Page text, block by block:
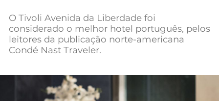
Negócios
Mundial 2026
O Tivoli Avenida da Liberdade foi
considerado o melhor hotel português, pelos
leitores da publicação norte-americana
Condé Nast Traveler.